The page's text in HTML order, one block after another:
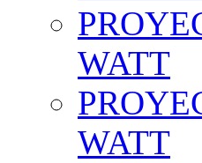
WATT
WATT